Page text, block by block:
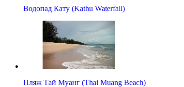
Водопад Кату (Kathu Waterfall)
Пляж Тай Муанг (Thai Muang Beach)